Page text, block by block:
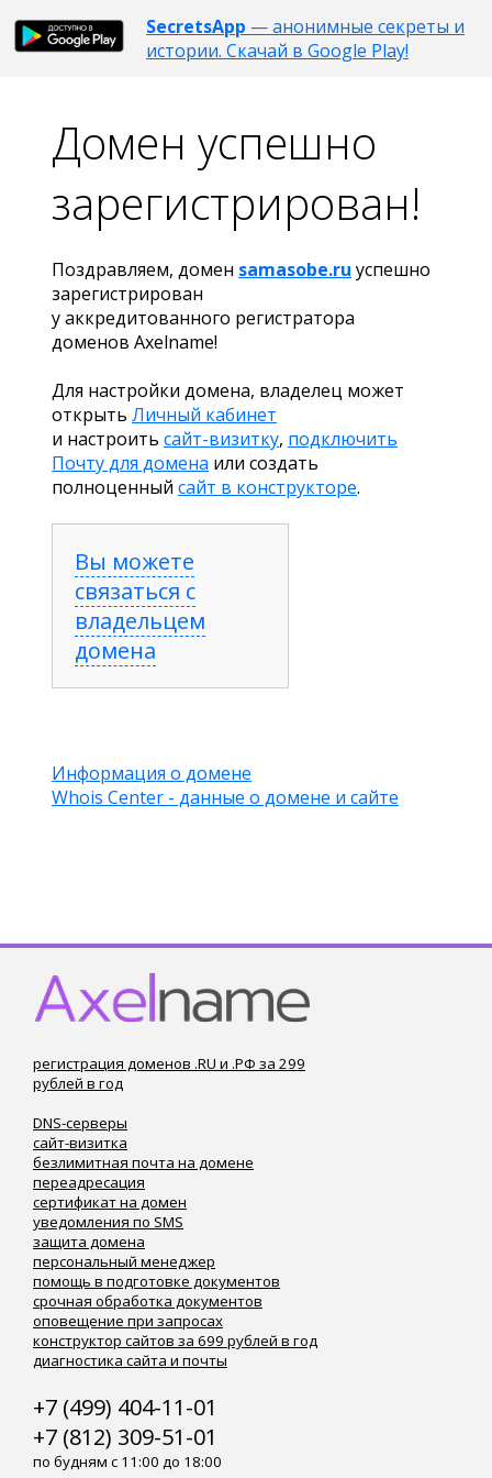
SecretsApp — анонимные секреты и
истории. Скачай в Google Play!
Домен успешно
зарегистрирован!
Поздравляем, домен samasobe.ru успешно
зарегистрирован
у аккредитованного регистратора
доменов Axelname!
Для настройки домена, владелец может
открыть Личный кабинет
и настроить сайт-визитку, подключить
Почту для домена или создать
полноценный сайт в конструкторе.
Вы можете
связаться с
владельцем
домена
Информация о домене
Whois Center - данные о домене и сайте
регистрация доменов .RU и .РФ за 299
рублей в год
DNS-серверы
сайт-визитка
безлимитная почта на домене
переадресация
сертификат на домен
уведомления по SMS
защита домена
персональный менеджер
помощь в подготовке документов
срочная обработка документов
оповещение при запросах
конструктор сайтов за 699 рублей в год
диагностика сайта и почты
+7 (499) 404-11-01
+7 (812) 309-51-01
по будням с 11:00 до 18:00